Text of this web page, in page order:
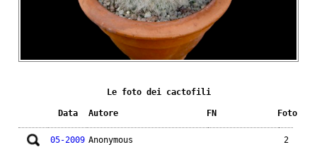
Le foto dei cactofili
Data Autore FN Foto
05-2009 Anonymous 2